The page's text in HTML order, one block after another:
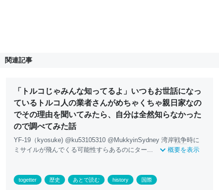
関連記事
「トルコじゃみんな知ってるよ」いつもお世話になっ
ているトルコ人の業者さんがめちゃくちゃ親日家なの
でその理由を聞いてみたら、自分は全然知らなかった
ので調べてみた話
YF-19（kyosuke) @ku53105310 @MukkyinSydney 湾岸戦争時に
ミサイルが飛んでくる可能性すらあるのにター...
概要を表示
togetter 歴史 あとで読む history 国際